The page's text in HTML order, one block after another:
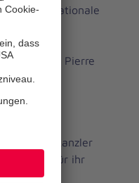
die internationale
berichtete Pierre
der
Ordenskanzler
für ihr
aus.